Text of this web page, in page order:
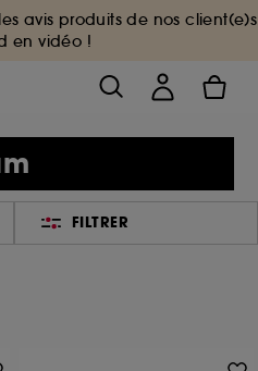
avis produits de nos client(e)s
en vidéo !
FILTRER